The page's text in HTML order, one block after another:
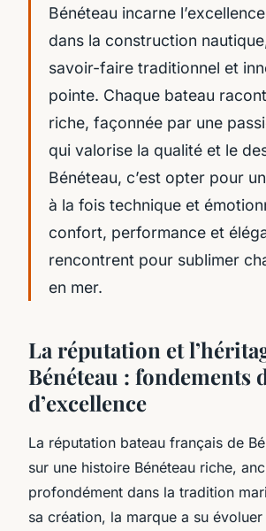
Bénéteau incarne
dans la construction
savoir-faire traditionnel et
pointe. Chaque bateau
riche, façonnée par une
qui valorise la qualité et le
Bénéteau, c’est opter pour
à la fois technique et
confort, performance et
rencontrent pour sublimer
en mer.
La réputation et
Bénéteau : fondements
d’excellence
La réputation bateau français de
sur une histoire Bénéteau riche,
profondément dans la tradition
sa création, la marque a su